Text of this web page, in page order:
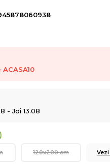
ACASA10
- Joi 13.08
120x200 cm